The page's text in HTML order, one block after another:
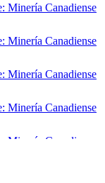
Minería Canadiense
Minería Canadiense
Minería Canadiense
Minería Canadiense
Canadiense